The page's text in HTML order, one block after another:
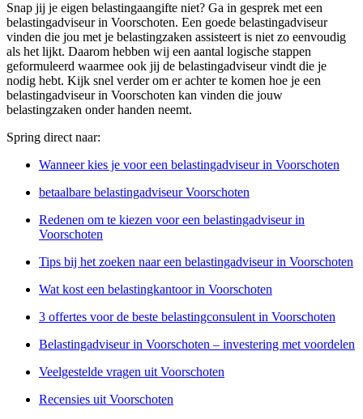
Snap jij je eigen belastingaangifte niet? Ga in gesprek met een
belastingadviseur in Voorschoten. Een goede belastingadviseur
vinden die jou met je belastingzaken assisteert is niet zo eenvoudig
als het lijkt. Daarom hebben wij een aantal logische stappen
geformuleerd waarmee ook jij de belastingadviseur vindt die je
nodig hebt. Kijk snel verder om er achter te komen hoe je een
belastingadviseur in Voorschoten kan vinden die jouw
belastingzaken onder handen neemt.
Spring direct naar:
Wanneer kies je voor een belastingadviseur in Voorschoten
betaalbare belastingadviseur Voorschoten
Redenen om te kiezen voor een belastingadviseur in
Voorschoten
Tips bij het zoeken naar een belastingadviseur in Voorschoten
Wat kost een belastingkantoor in Voorschoten
3 offertes voor de beste belastingconsulent in Voorschoten
Belastingadviseur in Voorschoten – investering met voordelen
Veelgestelde vragen uit Voorschoten
Recensies uit Voorschoten